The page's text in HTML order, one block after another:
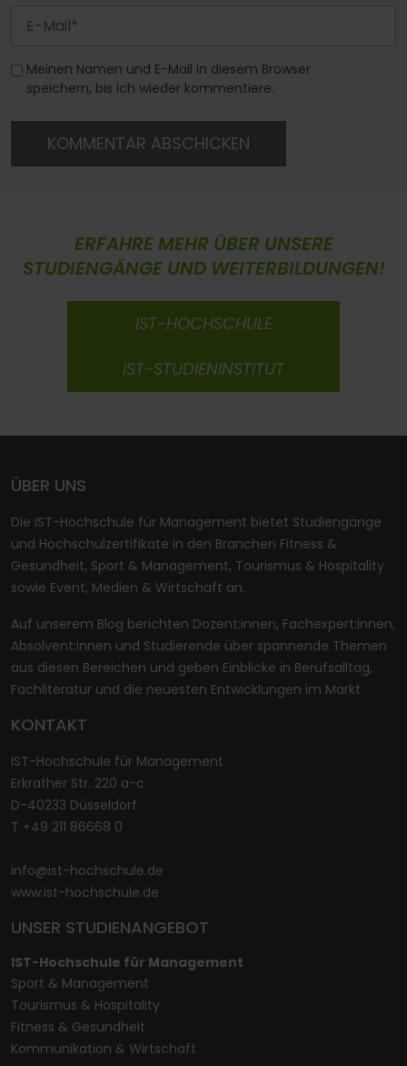
Meinen Namen und E-Mail in diesem Browser
speichern, bis ich wieder kommentiere.
KOMMENTAR ABSCHICKEN
ERFAHRE MEHR ÜBER UNSERE
STUDIENGÄNGE UND WEITERBILDUNGEN!
IST-HOCHSCHULE
IST-STUDIENINSTITUT
ÜBER UNS
Die IST-Hochschule für Management bietet Studiengänge
und Hochschulzertifikate in den Branchen Fitness &
Gesundheit, Sport & Management, Tourismus & Hospitality
sowie Event, Medien & Wirtschaft an.
Auf unserem Blog berichten Dozent:innen, Fachexpert:innen,
Absolvent:innen und Studierende über spannende Themen
aus diesen Bereichen und geben Einblicke in Berufsalltag,
Fachliteratur und die neuesten Entwicklungen im Markt.
KONTAKT
IST-Hochschule für Management
Erkrather Str. 220 a-c
D-40233 Düsseldorf
T +49 211 86668 0
info@ist-hochschule.de
www.ist-hochschule.de
UNSER STUDIENANGEBOT
IST-Hochschule für Management
Sport & Management
Tourismus & Hospitality
Fitness & Gesundheit
Kommunikation & Wirtschaft